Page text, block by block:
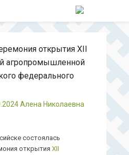
открытия XII
агропромышленной
федерального
Алена Николаевна
состоялась
открытия XII